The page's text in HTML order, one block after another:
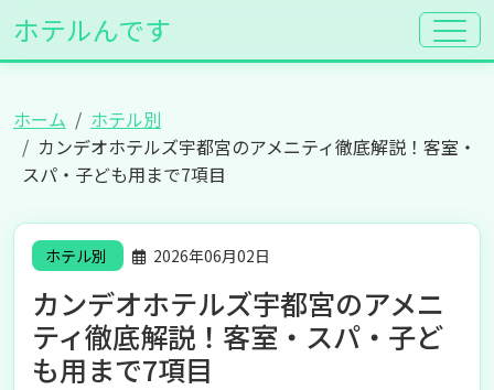
ホテルんです
ホーム
ホテル別
カンデオホテルズ宇都宮のアメニティ徹底解説！客室・
スパ・子ども用まで7項目
ホテル別 2026年06月02日
カンデオホテルズ宇都宮のアメニ
ティ徹底解説！客室・スパ・子ど
も用まで7項目